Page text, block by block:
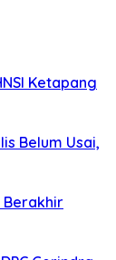
Ketapang
Belum Usai,
Berakhir